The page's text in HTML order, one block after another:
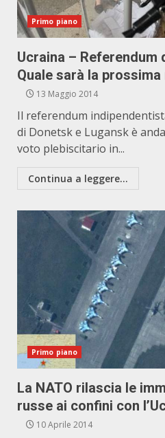
Primo piano
Ucraina – Referendum
Quale sarà la
13 Maggio 2014
Il referendum
di Donetsk e Lugansk è
voto plebiscitario in...
Continua a leggere...
Primo piano
La NATO rilascia le
russe ai confini con
10 Aprile 2014